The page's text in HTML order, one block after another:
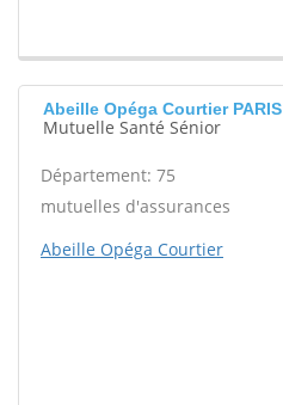
Abeille Opéga Courtier PARIS
Mutuelle Santé Sénior
Département: 75
mutuelles d'assurances
Abeille Opéga Courtier